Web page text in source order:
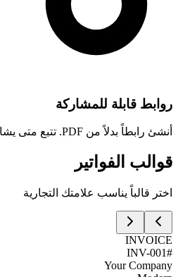
روابط قابلة للمشاركة
أنشئ رابطاً بدلاً من PDF. تتبع متى يشاهد العملاء فاتورتك.
قوالب الفواتير
اختر قالباً يناسب علامتك التجارية
INVOICE
#INV-001
Your Company